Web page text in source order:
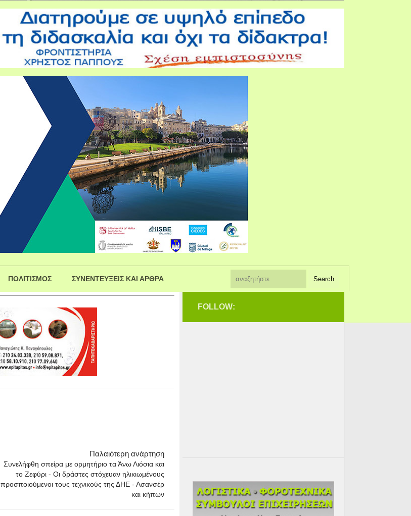
ΠΟΛΙΤΙΣΜΟΣ ΣΥΝΕΝΤΕΥΞΕΙΣ ΚΑΙ ΑΡΘΡΑ
Παλαιότερη ανάρτηση
Συνελήφθη σπείρα με ορμητήριο τα Άνω Λιόσια και
το Ζεφύρι - Οι δράστες στόχευαν ηλικιωμένους
προσποιούμενοι τους τεχνικούς της ΔΗΕ - Ασανσέρ
και κήπων
FOLLOW: